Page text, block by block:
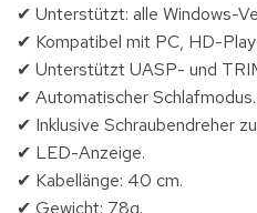
✔ Unterstützt: alle Windows-
✔ Kompatibel mit PC, HD-
✔ Unterstützt UASP- und
✔ Automatischer Schlafmodus.
✔ Inklusive Schraubendreher
✔ LED-Anzeige.
✔ Kabellänge: 40 cm.
✔ Gewicht: 78g.